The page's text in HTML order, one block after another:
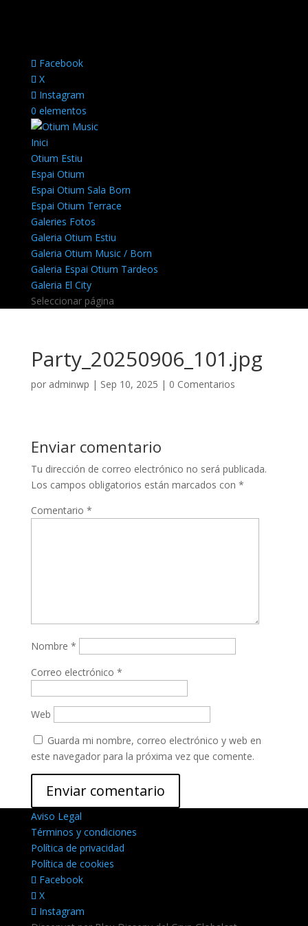
Facebook
X
Instagram
0 elementos
Inici
Otium Estiu
Espai Otium
Espai Otium Sala Born
Espai Otium Terrace
Galeries Fotos
Galeria Otium Estiu
Galeria Otium Music / Born
Galeria Espai Otium Tardeos
Galeria El City
Seleccionar página
Party_20250906_101.jpg
por adminwp | Sep 10, 2025 | 0 Comentarios
Enviar comentario
Tu dirección de correo electrónico no será publicada.
Los campos obligatorios están marcados con *
Comentario *
Nombre *
Correo electrónico *
Web
Guarda mi nombre, correo electrónico y web en
este navegador para la próxima vez que comente.
Aviso Legal
Términos y condiciones
Política de privacidad
Política de cookies
Facebook
X
Instagram